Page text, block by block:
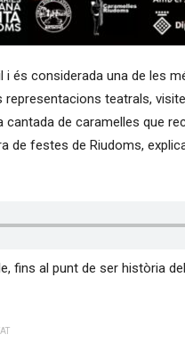
i és considerada una de les
teatrals,
cantada de caramelles que
de festes de Riudoms,
fins al punt de ser història